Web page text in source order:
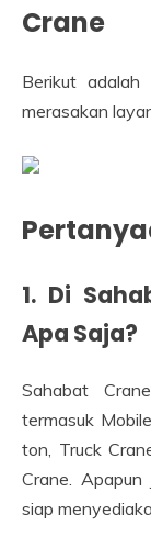
Crane
Berikut
merasakan
1. Di
Apa Saja?
Sahabat
termasuk
ton, Truck
Crane.
siap